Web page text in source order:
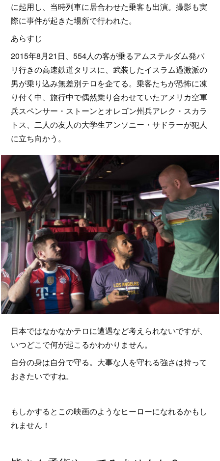
に起用し、当時列車に居合わせた乗客も出演。撮影も実
際に事件が起きた場所で行われた。
あらすじ
2015年8月21日、554人の客が乗るアムステルダム発パ
リ行きの高速鉄道タリスに、武装したイスラム過激派の
男が乗り込み無差別テロを企てる。乗客たちが恐怖に凍
り付く中、旅行中で偶然乗り合わせていたアメリカ空軍
兵スペンサー・ストーンとオレゴン州兵アレク・スカラ
トス、二人の友人の大学生アンソニー・サドラーが犯人
に立ち向かう。
日本ではなかなかテロに遭遇など考えられないですが、
いつどこで何が起こるかわかりません。
自分の身は自分で守る。大事な人を守れる強さは持って
おきたいですね。
もしかするとこの映画のようなヒーローになれるかもし
れません！